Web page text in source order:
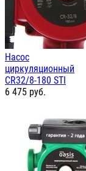
Насос
циркуляционный
СR32/8-180 STI
6 475 руб.